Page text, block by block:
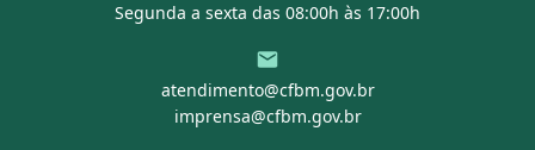
Segunda a sexta das 08:00h às 17:00h
atendimento@cfbm.gov.br
imprensa@cfbm.gov.br